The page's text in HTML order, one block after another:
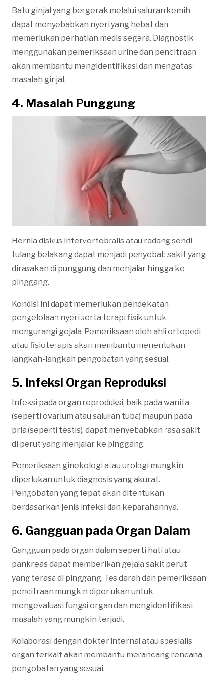
Batu ginjal yang bergerak melalui saluran kemih
dapat menyebabkan nyeri yang hebat dan
memerlukan perhatian medis segera. Diagnostik
menggunakan pemeriksaan urine dan pencitraan
akan membantu mengidentifikasi dan mengatasi
masalah ginjal.
4. Masalah Punggung
Hernia diskus intervertebralis atau radang sendi
tulang belakang dapat menjadi penyebab sakit yang
dirasakan di punggung dan menjalar hingga ke
pinggang.
Kondisi ini dapat memerlukan pendekatan
pengelolaan nyeri serta terapi fisik untuk
mengurangi gejala. Pemeriksaan oleh ahli ortopedi
atau fisioterapis akan membantu menentukan
langkah-langkah pengobatan yang sesuai.
5. Infeksi Organ Reproduksi
Infeksi pada organ reproduksi, baik pada wanita
(seperti ovarium atau saluran tuba) maupun pada
pria (seperti testis), dapat menyebabkan rasa sakit
di perut yang menjalar ke pinggang.
Pemeriksaan ginekologi atau urologi mungkin
diperlukan untuk diagnosis yang akurat.
Pengobatan yang tepat akan ditentukan
berdasarkan jenis infeksi dan keparahannya.
6. Gangguan pada Organ Dalam
Gangguan pada organ dalam seperti hati atau
pankreas dapat memberikan gejala sakit perut
yang terasa di pinggang. Tes darah dan pemeriksaan
pencitraan mungkin diperlukan untuk
mengevaluasi fungsi organ dan mengidentifikasi
masalah yang mungkin terjadi.
Kolaborasi dengan dokter internal atau spesialis
organ terkait akan membantu merancang rencana
pengobatan yang sesuai.